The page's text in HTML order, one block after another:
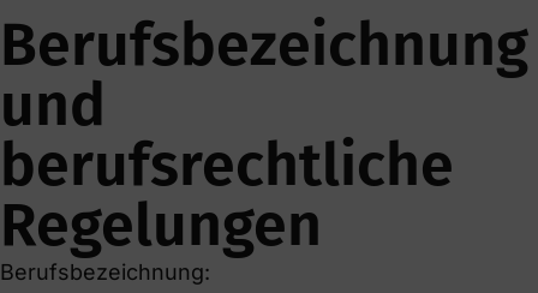
Berufsbezeichnung
und
berufsrechtliche
Regelungen
Berufsbezeichnung: